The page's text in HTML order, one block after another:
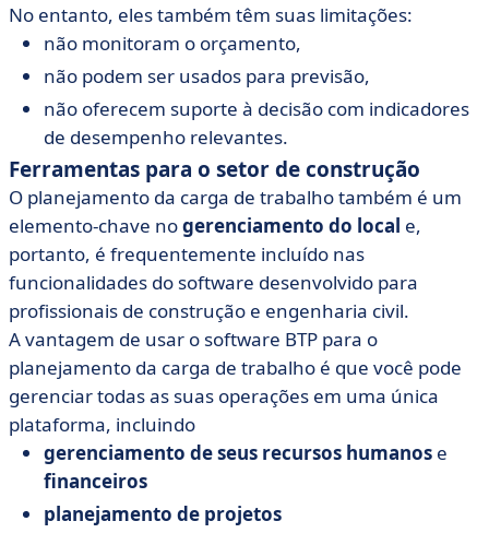
No entanto, eles também têm suas limitações:
não monitoram o orçamento,
não podem ser usados para previsão,
não oferecem suporte à decisão com indicadores
de desempenho relevantes.
Ferramentas para o setor de construção
O planejamento da carga de trabalho também é um
elemento-chave nogerenciamento do local e,
portanto, é frequentemente incluído nas
funcionalidades do software desenvolvido para
profissionais de construção e engenharia civil.
A vantagem de usar o software BTP para o
planejamento da carga de trabalho é que você pode
gerenciar todas as suas operações em uma única
plataforma, incluindo
gerenciamento de seus recursos humanos e
financeiros
planejamento de projetos